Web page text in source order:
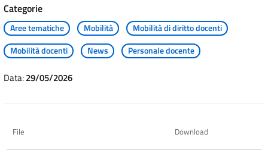
Categorie
Aree tematiche Mobilità
Mobilità di diritto docenti
Mobilità docenti
News Personale docente
Data:29/05/2026
File Download